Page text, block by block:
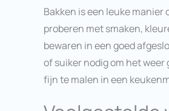
Bakken is een leuke
proberen met smaken,
bewaren in een goed
of suiker nodig om het weer
fijn te malen in een